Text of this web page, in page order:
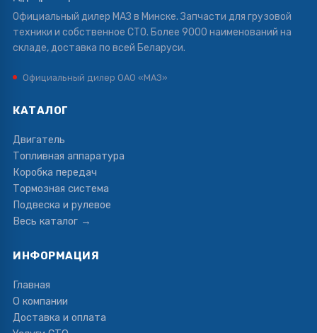
Официальный дилер МАЗ в Минске. Запчасти для грузовой
техники и собственное СТО. Более 9000 наименований на
складе, доставка по всей Беларуси.
Официальный дилер ОАО «МАЗ»
КАТАЛОГ
Двигатель
Топливная аппаратура
Коробка передач
Тормозная система
Подвеска и рулевое
Весь каталог →
ИНФОРМАЦИЯ
Главная
О компании
Доставка и оплата